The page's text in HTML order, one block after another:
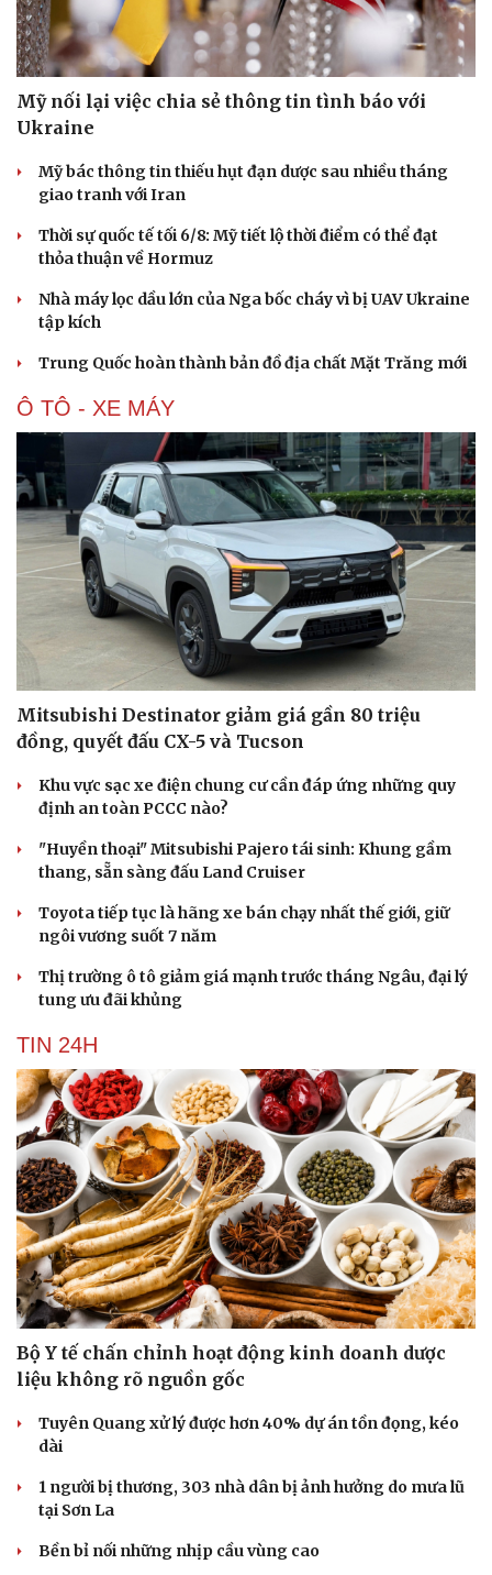
Cải chính
Mỹ nối lại việc chia sẻ thông tin tình báo với
Ukraine
Mỹ bác thông tin thiếu hụt đạn dược sau nhiều tháng
giao tranh với Iran
Thời sự quốc tế tối 6/8: Mỹ tiết lộ thời điểm có thể đạt
thỏa thuận về Hormuz
Nhà máy lọc dầu lớn của Nga bốc cháy vì bị UAV Ukraine
tập kích
Trung Quốc hoàn thành bản đồ địa chất Mặt Trăng mới
Ô TÔ - XE MÁY
Mitsubishi Destinator giảm giá gần 80 triệu
đồng, quyết đấu CX-5 và Tucson
Khu vực sạc xe điện chung cư cần đáp ứng những quy
định an toàn PCCC nào?
"Huyền thoại" Mitsubishi Pajero tái sinh: Khung gầm
thang, sẵn sàng đấu Land Cruiser
Toyota tiếp tục là hãng xe bán chạy nhất thế giới, giữ
ngôi vương suốt 7 năm
Thị trường ô tô giảm giá mạnh trước tháng Ngâu, đại lý
tung ưu đãi khủng
TIN 24H
Bộ Y tế chấn chỉnh hoạt động kinh doanh dược
liệu không rõ nguồn gốc
Tuyên Quang xử lý được hơn 40% dự án tồn đọng, kéo
dài
1 người bị thương, 303 nhà dân bị ảnh hưởng do mưa lũ
tại Sơn La
Bền bỉ nối những nhịp cầu vùng cao